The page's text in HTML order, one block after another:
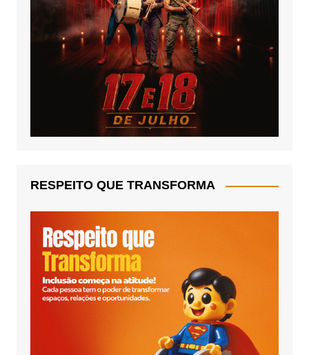
RESPEITO QUE TRANSFORMA